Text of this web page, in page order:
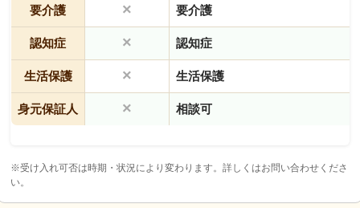
要介護 × 要介護
認知症 × 認知症
生活保護 × 生活保護
身元保証人 × 相談可
※受け入れ可否は時期・状況により変わります。詳しくはお問い合わせくださ
い。